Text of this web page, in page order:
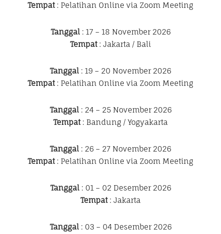
Tempat: Pelatihan Online via Zoom Meeting
Tanggal: 17 – 18 November 2026
Tempat: Jakarta / Bali
Tanggal : 19 – 20 November 2026
Tempat: Pelatihan Online via Zoom Meeting
Tanggal: 24 – 25 November 2026
Tempat: Bandung / Yogyakarta
Tanggal : 26 – 27 November 2026
Tempat: Pelatihan Online via Zoom Meeting
Tanggal: 01 – 02 Desember 2026
Tempat: Jakarta
Tanggal: 03 – 04 Desember 2026